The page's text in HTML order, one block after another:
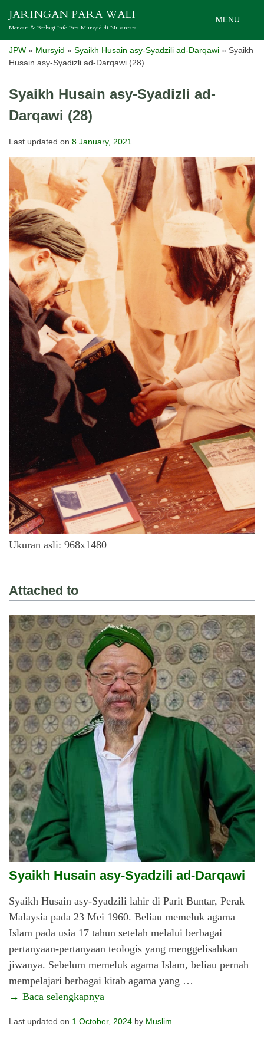
content
JARINGAN PARA WALI
Mencari & Berbagi Info Para Mursyid di Nusantara
MENU
JPW » Mursyid » Syaikh Husain asy-Syadzili ad-Darqawi » Syaikh
Husain asy-Syadizli ad-Darqawi (28)
Syaikh Husain asy-Syadizli ad-
Darqawi (28)
Last updated on 8 January, 2021
Ukuran asli: 968x1480
Attached to
Syaikh Husain asy-Syadzili ad-Darqawi
Syaikh Husain asy-Syadzili lahir di Parit Buntar, Perak
Malaysia pada 23 Mei 1960. Beliau memeluk agama
Islam pada usia 17 tahun setelah melalui berbagai
pertanyaan-pertanyaan teologis yang menggelisahkan
jiwanya. Sebelum memeluk agama Islam, beliau pernah
mempelajari berbagai kitab agama yang …
→ Baca selengkapnya
asy-
Last updated on 1 October, 2024 by Muslim